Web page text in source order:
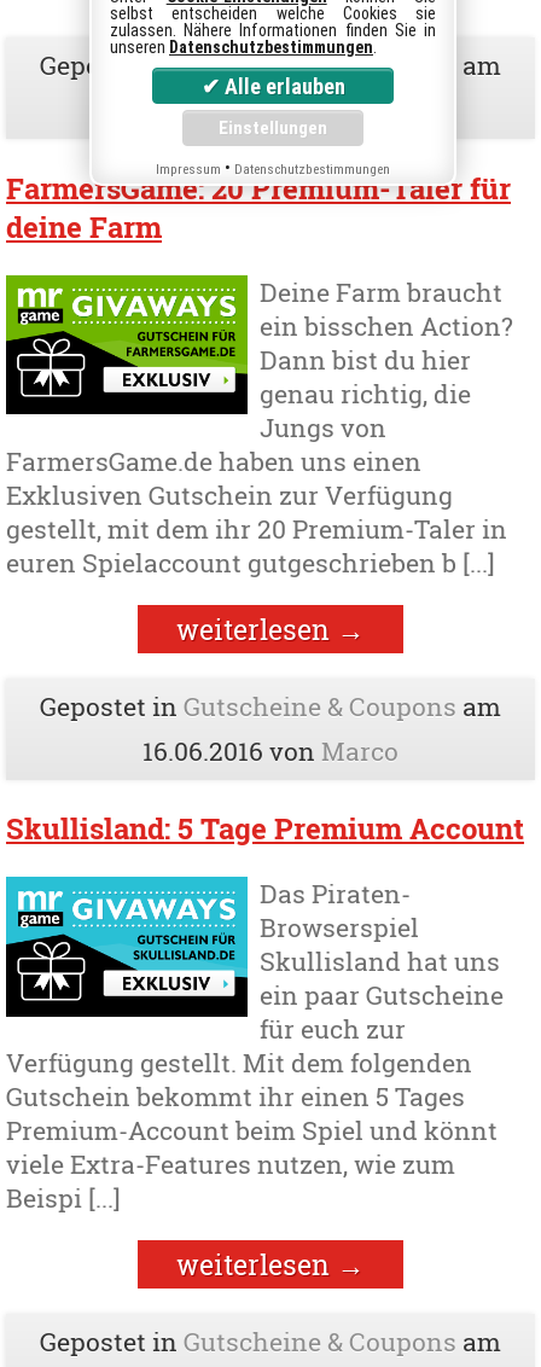
Gepostet inGutscheine & Coupons
am
29.09.2017vonSteffen
FarmersGame: 20 Premium-Taler für
deine Farm
Deine Farm braucht
ein bisschen Action?
Dann bist du hier
genau richtig, die
Jungs von
FarmersGame.de haben uns einen
Exklusiven Gutschein zur Verfügung
gestellt, mit dem ihr 20 Premium-Taler in
euren Spielaccount gutgeschrieben b [...]
weiterlesen →
Gepostet in Gutscheine & Coupons am
16.06.2016 von Marco
Skullisland: 5 Tage Premium Account
Das Piraten-
Browserspiel
Skullisland hat uns
ein paar Gutscheine
für euch zur
Verfügung gestellt. Mit dem folgenden
Gutschein bekommt ihr einen 5 Tages
Premium-Account beim Spiel und könnt
viele Extra-Features nutzen, wie zum
Beispi [...]
weiterlesen →
Gepostet in Gutscheine & Coupons am
selbst entscheiden welche Cookies sie
zulassen. Nähere Informationen finden Sie in
unseren Datenschutzbestimmungen
Impressum • Datenschutzbestimmungen